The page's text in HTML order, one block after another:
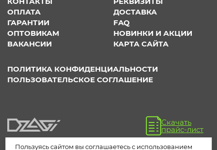
ОПЛАТА
ДОСТАВКА
ГАРАНТИИ
FAQ
ОПТОВИКАМ
НОВИНКИ И АКЦИИ
ВАКАНСИИ
КАРТА САЙТА
ПОЛИТИКА КОНФИДЕНЦИАЛЬНОСТИ
ПОЛЬЗОВАТЕЛЬСКОЕ СОГЛАШЕНИЕ
Скачать
прайс-лист
Пользуясь сайтом вы соглашаетесь с использованием